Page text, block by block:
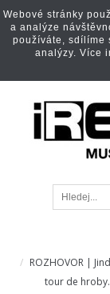
ROZHOVOR |
tour de
Webové stránky
a analýze
používáte, sdílíme
analýzy. Více